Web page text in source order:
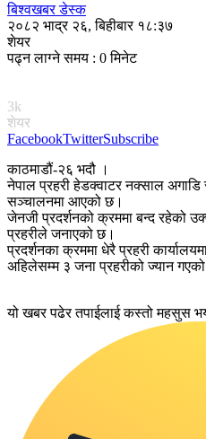
बिश्वखबर डेस्क
२०८२ भाद्र २६, बिहीबार १८:३७
शेयर
पढ्न लाग्ने समय : 0 मिनेट
3k
शेयर
FacebookTwitterSubscribe
काठमाडौं-२६ भदौ ।
नेपाल प्रहरी हेडक्वाटर नक्साल अगाडि
सञ्चालनमा आएको छ।
जेनजी प्रदर्शनको क्रममा बन्द रहेको
प्रहरीले जनाएको छ।
प्रदर्शनका क्रममा धेरै प्रहरी
अहिलेसम्म ३ जना प्रहरीको ज्यान
यो खबर पढेर तपाईलाई कस्तो महसुस